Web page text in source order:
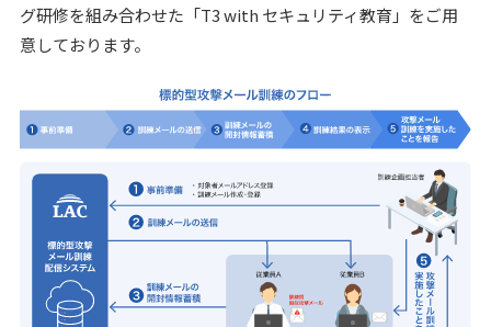
グ研修を組み合わせた「T3 with セキュリティ教育」をご用
意しております。